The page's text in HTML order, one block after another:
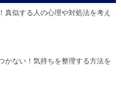
真似する人の心理や対処法を考え
かない！気持ちを整理する方法を